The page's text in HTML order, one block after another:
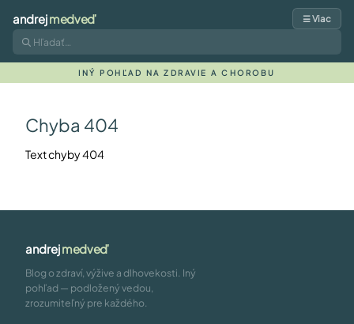
andrejmedveď ☰ Viac
INÝ POHĽAD NA ZDRAVIE A CHOROBU
Chyba 404
Text chyby 404
andrejmedveď
Blog o zdraví, výžive a dlhovekosti. Iný
pohľad — podložený vedou,
zrozumiteľný pre každého.